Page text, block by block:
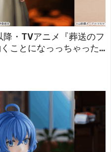
・TVアニメ『葬送のフ
ことになっっちゃった